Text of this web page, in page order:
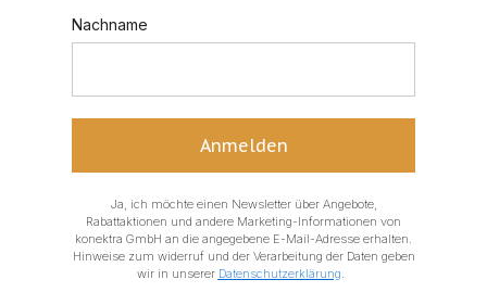
Nachname
Anmelden
Ja, ich möchte einen Newsletter über Angebote,
Rabattaktionen und andere Marketing-Informationen von
konektra GmbH an die angegebene E-Mail-Adresse erhalten.
Hinweise zum widerruf und der Verarbeitung der Daten geben
wir in unserer Datenschutzerklärung.